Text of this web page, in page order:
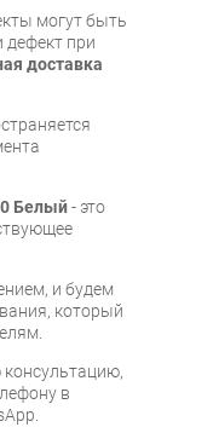
могут быть
дефект при
доставка
Белый- это
и будем
который
консультацию,
в